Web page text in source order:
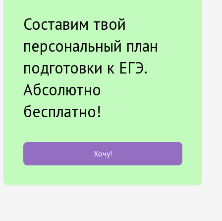
Составим твой
персональный план
подготовки к ЕГЭ.
Абсолютно
бесплатно!
Хочу!